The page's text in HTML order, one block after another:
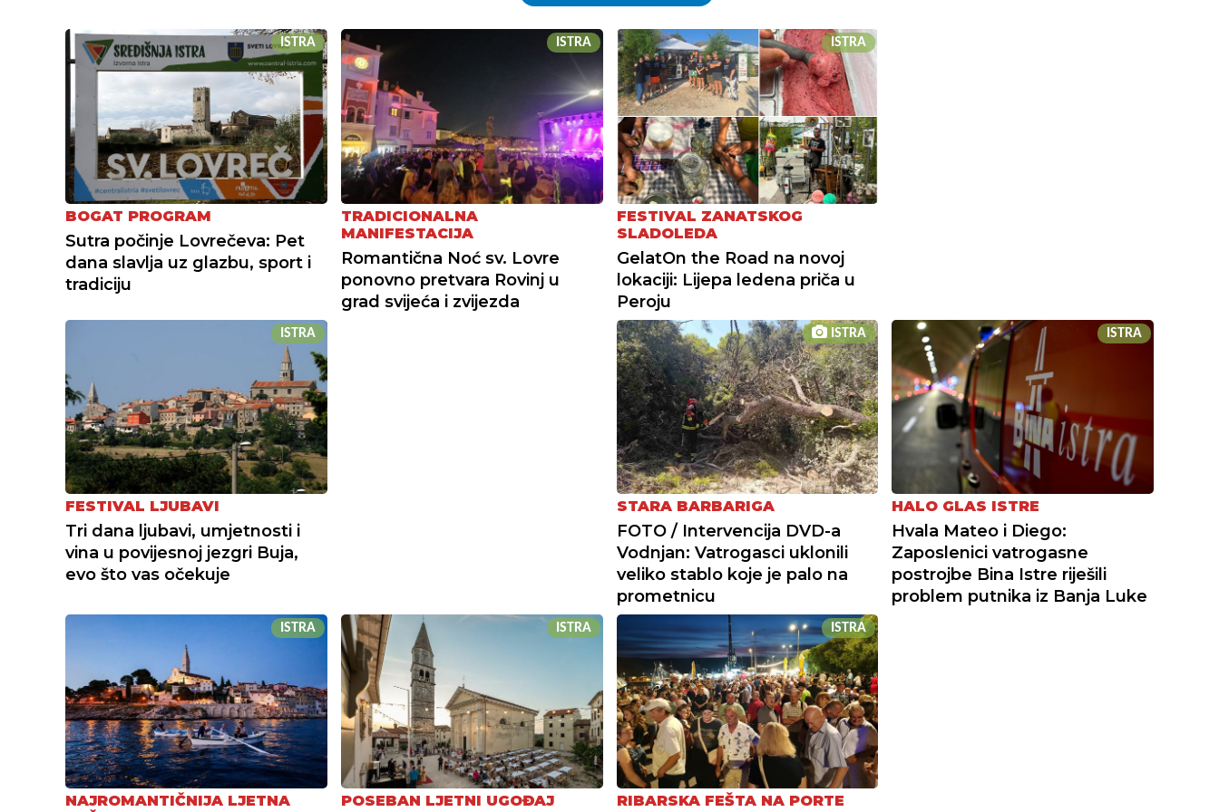
ISTRA
BOGAT PROGRAM
Sutra počinje Lovrečeva: Pet
dana slavlja uz glazbu, sport i
tradiciju
ISTRA
TRADICIONALNA
MANIFESTACIJA
Romantična Noć sv. Lovre
ponovno pretvara Rovinj u
grad svijeća i zvijezda
ISTRA
FESTIVAL ZANATSKOG
SLADOLEDA
GelatOn the Road na novoj
lokaciji: Lijepa ledena priča u
Peroju
ISTRA
FESTIVAL LJUBAVI
Tri dana ljubavi, umjetnosti i
vina u povijesnoj jezgri Buja,
evo što vas očekuje
ISTRA
STARA BARBARIGA
FOTO / Intervencija DVD-a
Vodnjan: Vatrogasci uklonili
veliko stablo koje je palo na
prometnicu
ISTRA
HALO GLAS ISTRE
Hvala Mateo i Diego:
Zaposlenici vatrogasne
postrojbe Bina Istre riješili
problem putnika iz Banja Luke
ISTRA
NAJROMANTIČNIJA LJETNA
ISTRA
POSEBAN LJETNI UGOĐAJ
ISTRA
RIBARSKA FEŠTA NA PORTE